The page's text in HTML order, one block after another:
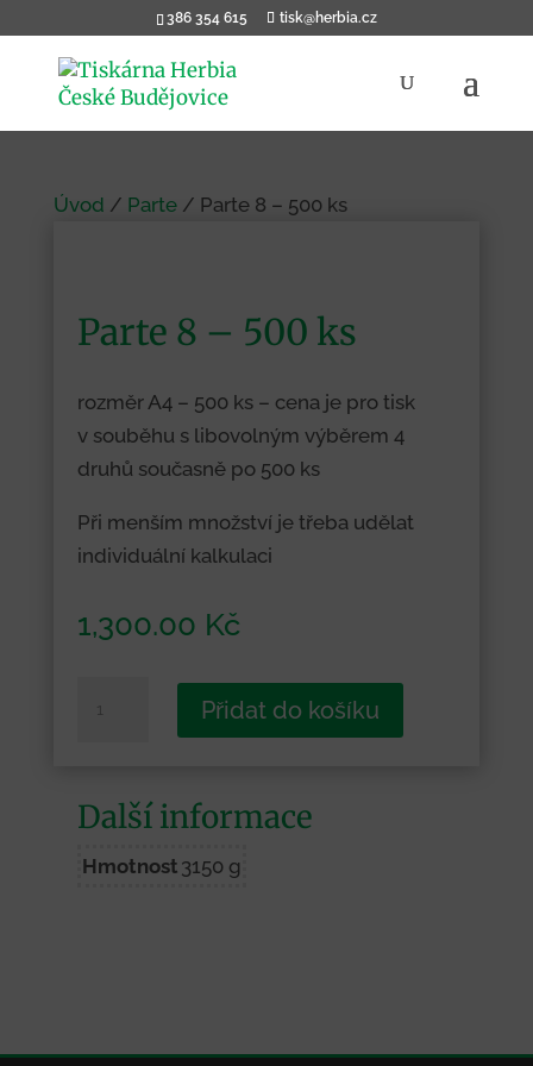
386 354 615 tisk@herbia.cz
search
Úvod / Parte/ Parte 8 – 500 ks
Parte 8 – 500 ks
rozměr A4 – 500 ks – cena je pro tisk
v souběhu s libovolným výběrem 4
druhů současně po 500 ks
Při menším množství je třeba udělat
individuální kalkulaci
1,300.00 Kč
ks
množství
Přidat do košíku
Další informace
Hmotnost 3150 g